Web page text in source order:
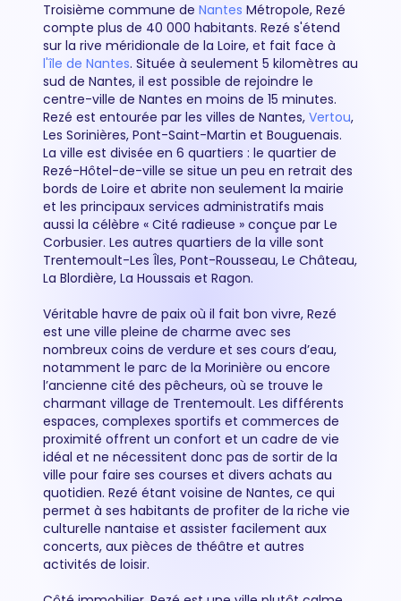
Troisième commune de Nantes Métropole, Rezé
compte plus de 40 000 habitants. Rezé s'étend
sur la rive méridionale de la Loire, et fait face à
l'île de Nantes. Située à seulement 5 kilomètres au
sud de Nantes, il est possible de rejoindre le
centre-ville de Nantes en moins de 15 minutes.
Rezé est entourée par les villes de Nantes, Vertou,
Les Sorinières, Pont-Saint-Martin et Bouguenais.
La ville est divisée en 6 quartiers : le quartier de
Rezé-Hôtel-de-ville se situe un peu en retrait des
bords de Loire et abrite non seulement la mairie
et les principaux services administratifs mais
aussi la célèbre « Cité radieuse » conçue par Le
Corbusier. Les autres quartiers de la ville sont
Trentemoult-Les Îles, Pont-Rousseau, Le Château,
La Blordière, La Houssais et Ragon.
Véritable havre de paix où il fait bon vivre, Rezé
est une ville pleine de charme avec ses
nombreux coins de verdure et ses cours d’eau,
notamment le parc de la Morinière ou encore
l’ancienne cité des pêcheurs, où se trouve le
charmant village de Trentemoult. Les différents
espaces, complexes sportifs et commerces de
proximité offrent un confort et un cadre de vie
idéal et ne nécessitent donc pas de sortir de la
ville pour faire ses courses et divers achats au
quotidien. Rezé étant voisine de Nantes, ce qui
permet à ses habitants de profiter de la riche vie
culturelle nantaise et assister facilement aux
concerts, aux pièces de théâtre et autres
activités de loisir.